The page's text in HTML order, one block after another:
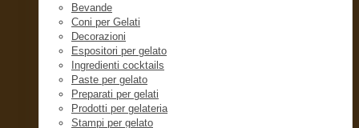
Bevande
Coni per Gelati
Decorazioni
Espositori per gelato
Ingredienti cocktails
Paste per gelato
Preparati per gelati
Prodotti per gelateria
Stampi per gelato